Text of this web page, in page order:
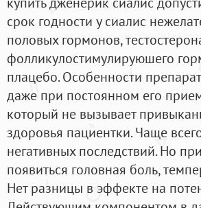
срок годности у сиалис
половых гормонов,
фолликулостимулируюшего
плацебо. Особенности
даже при постоянном его
который не вызывает
здоровья пациентки. Чаще
негативных последствий. Но
появиться головная боль,
Нет разницы в эффекте на